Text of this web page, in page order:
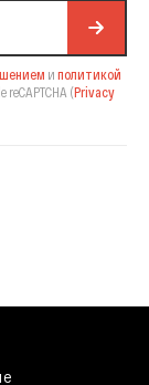
и политикой
reCAPTCHA (Privacy